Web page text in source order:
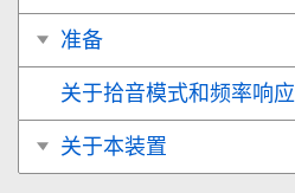
准备
关于拾音模式和频率响应
关于本装置